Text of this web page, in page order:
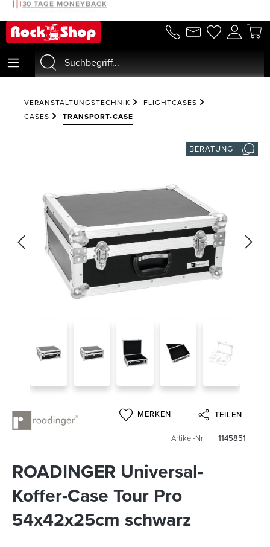
springen
30 TAGE MONEYBACK
VERANSTALTUNGSTECHNIK
FLIGHTCASES
CASES
TRANSPORT-CASE
BERATUNG
MERKEN TEILEN
Artikel-Nr 1145851
ROADINGER Universal-
Koffer-Case Tour Pro
54x42x25cm schwarz